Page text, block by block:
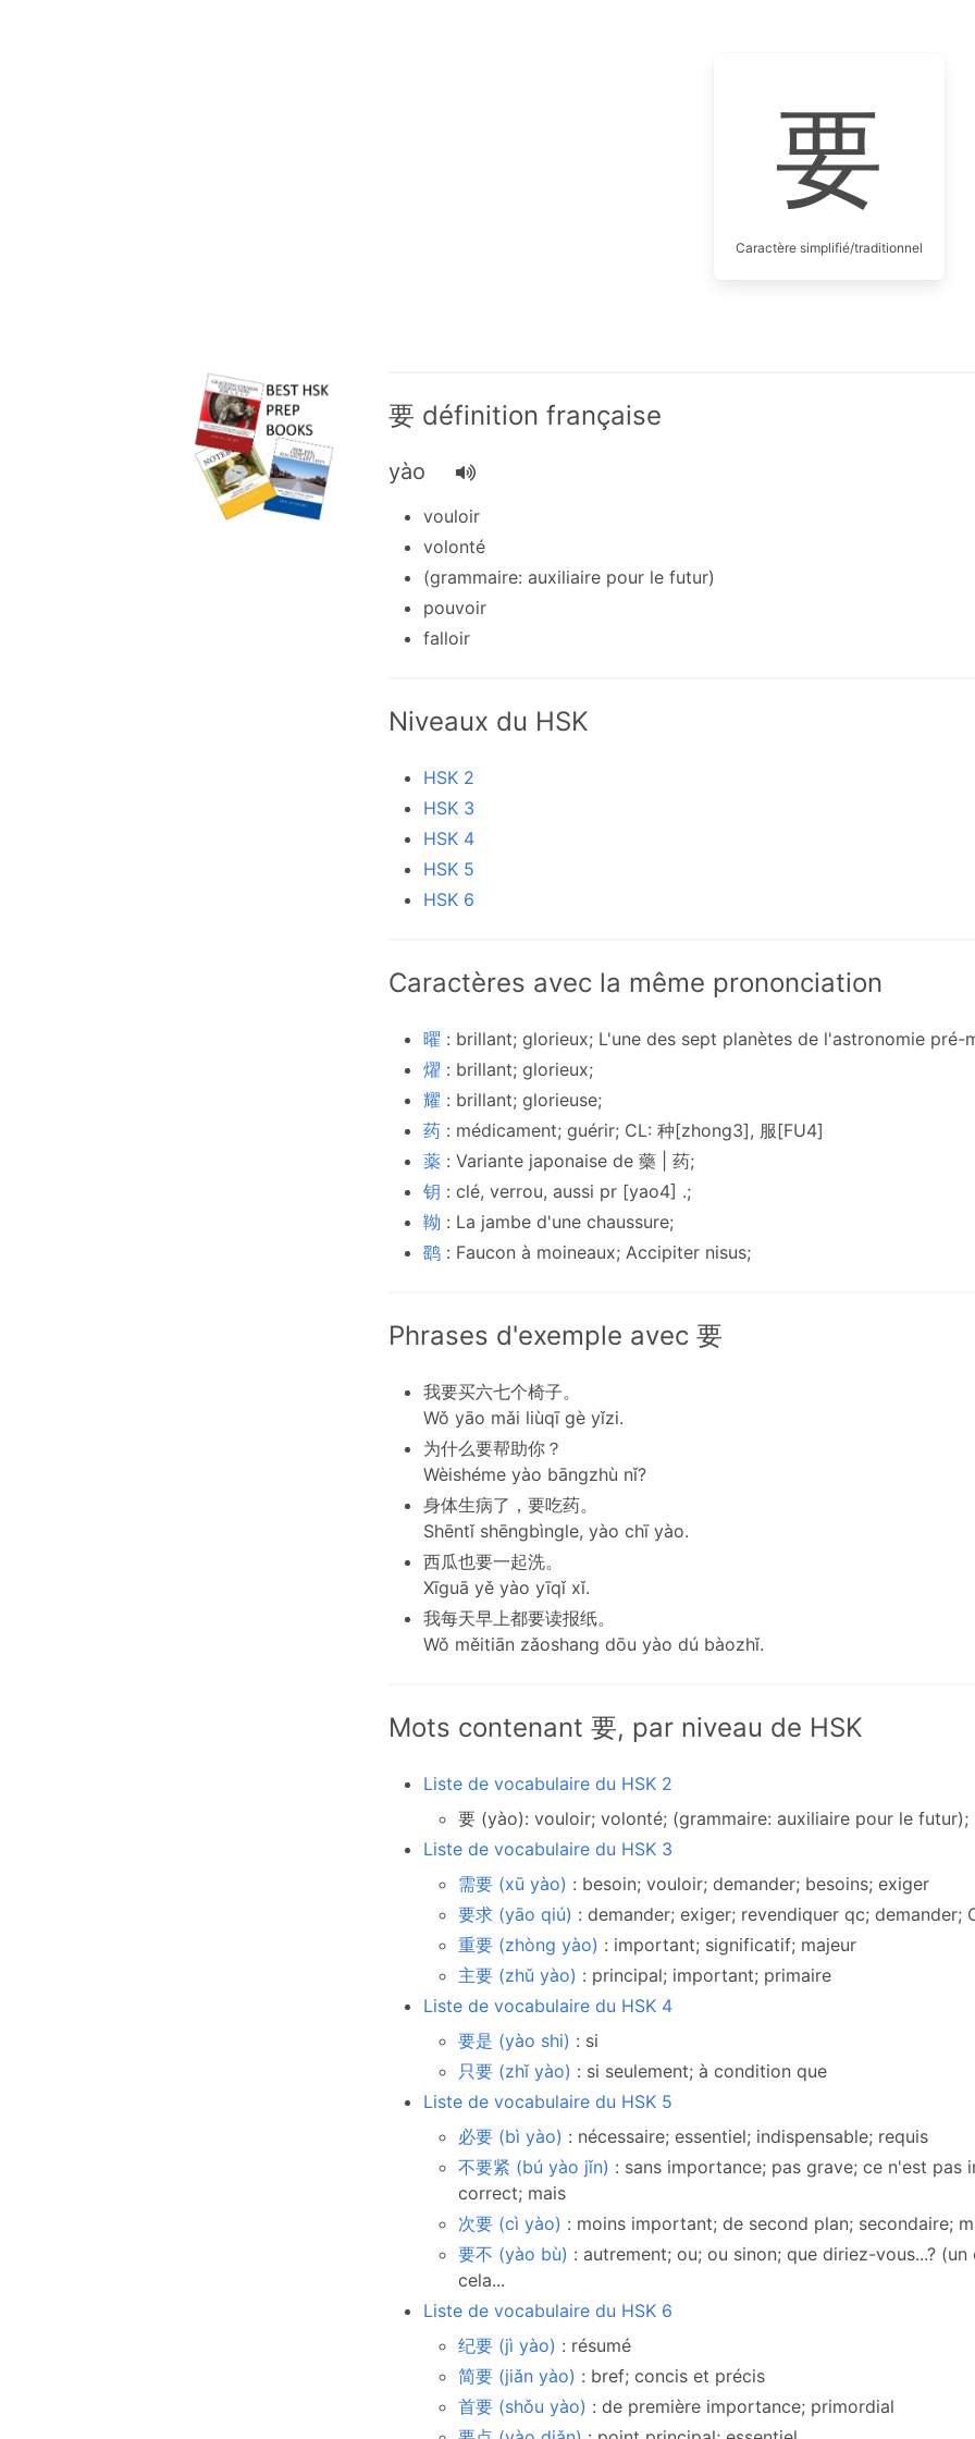
要
Caractère simplifié/traditionnel
要 définition française
yào
vouloir
volonté
(grammaire: auxiliaire pour le futur)
pouvoir
falloir
Niveaux du HSK
HSK 2
HSK 3
HSK 4
HSK 5
HSK 6
Caractères avec la même prononciation
曜 : brillant; glorieux; L'une des sept planètes de l'astronomie pré-
燿 : brillant; glorieux;
耀 : brillant; glorieuse;
药 : médicament; guérir; CL: 种[zhong3], 服[FU4]
薬 : Variante japonaise de 藥 | 药;
钥 : clé, verrou, aussi pr [yao4] .;
靿 : La jambe d'une chaussure;
鹞 : Faucon à moineaux; Accipiter nisus;
Phrases d'exemple avec 要
我要买六七个椅子。
Wǒ yāo mǎi liùqī gè yǐzi.
为什么要帮助你？
Wèishéme yào bāngzhù nǐ?
身体生病了，要吃药。
Shēntǐ shēngbìngle, yào chī yào.
西瓜也要一起洗。
Xīguā yě yào yīqǐ xǐ.
我每天早上都要读报纸。
Wǒ měitiān zǎoshang dōu yào dú bàozhǐ.
Mots contenant 要, par niveau de HSK
Liste de vocabulaire du HSK 2
要 (yào): vouloir; volonté; (grammaire: auxiliaire pour le
Liste de vocabulaire du HSK 3
需要 (xū yào) : besoin; vouloir; demander; besoins; exiger
要求 (yāo qiú) : demander; exiger; revendiquer qc; demander;
重要 (zhòng yào) : important; significatif; majeur
主要 (zhǔ yào) : principal; important; primaire
Liste de vocabulaire du HSK 4
要是 (yào shi) : si
只要 (zhǐ yào) : si seulement; à condition que
Liste de vocabulaire du HSK 5
必要 (bì yào) : nécessaire; essentiel; indispensable; requis
不要紧 (bú yào jǐn) : sans importance; pas grave; ce n'est
correct; mais
次要 (cì yào) : moins important; de second plan; secondaire;
要不 (yào bù) : autrement; ou; ou sinon; que diriez-vous...?
cela...
Liste de vocabulaire du HSK 6
纪要 (jì yào) : résumé
简要 (jiǎn yào) : bref; concis et précis
首要 (shǒu yào) : de première importance; primordial